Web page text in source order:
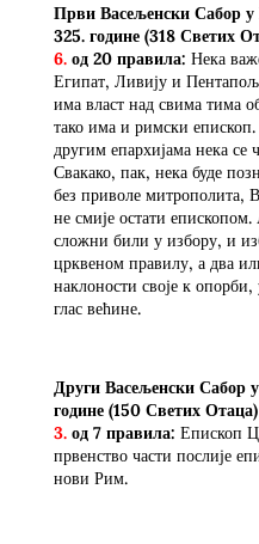
Први Васељенски Сабор у
325. године (318 Светих
6.од 20 правила: Нека
Египат, Ливију и
има власт над свима тима
тако има и римски
другим епархијама нека се
Свакако, пак, нека буде
без приволе митрополита,
не смије остати
сложни били у избору, и
црквеном правилу, а два
наклоности своје к
глас већине.
Други Васељенски Сабор
године (150 Светих Отаца)
3.од 7 правила: Епископ
првенство части послије
нови Рим.